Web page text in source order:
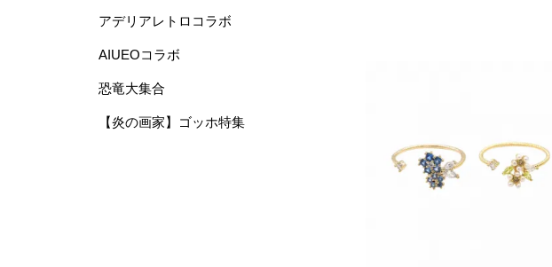
アデリアレトロコラボ
AIUEOコラボ
恐竜大集合
【炎の画家】ゴッホ特集